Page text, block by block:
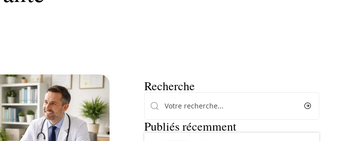
Recherche
Publiés récemment